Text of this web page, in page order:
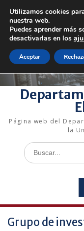
contenido
+34 954
Bienvenido a
Enlaces rápidos
Página web del
la
Buscar:
Grupo de
Utilizamos cookies
nuestra web.
Puedes aprender más
desactivarlas en los
Aceptar